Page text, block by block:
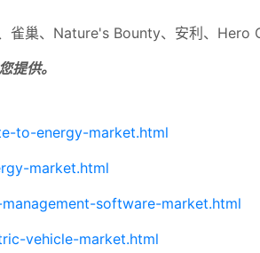
巢、Nature's Bounty、安利、Hero
提供。
to-energy-market.html
market.html
software-market.html
vehicle-market.html